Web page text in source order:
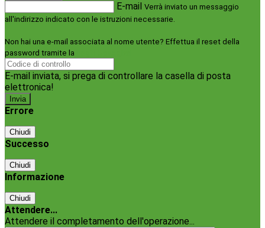
E-mail Verrà inviato un messaggio
all'indirizzo indicato con le istruzioni necessarie.
Non hai una e-mail associata al nome utente? Effettua il reset della
password tramite la
E-mail inviata, si prega di controllare la casella di posta
elettronica!
Errore
Chiudi
Successo
Chiudi
Informazione
Chiudi
Attendere...
Attendere il completamento dell'operazione...